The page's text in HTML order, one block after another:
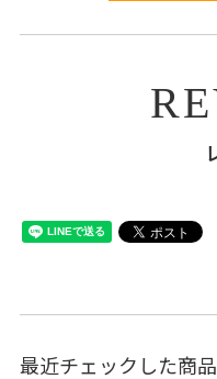
最近チェックした商品